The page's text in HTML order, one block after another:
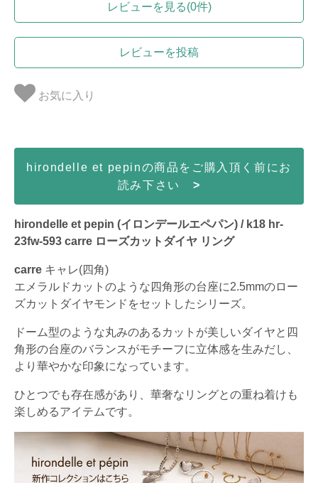
レビューを見る(0件)
レビューを投稿
お気に入り
hirondelle et pepinの商品をご購入頂く前にお
読み下さい >
hirondelle et pepin (イロンデールエペパン) / k18 hr-
23fw-593 carre ローズカットダイヤ リング
carre キャレ(四角)
エメラルドカットのような四角形の台座に2.5mmのロー
ズカットダイヤモンドをセットしたシリーズ。
ドーム型のような丸みのあるカットが美しいダイヤと四
角形の台座のバランスがモチーフに立体感を生みだし、
より華やかな印象になっています。
ひとつでも存在感があり、華奢なリングとの重ね着けも
楽しめるアイテムです。